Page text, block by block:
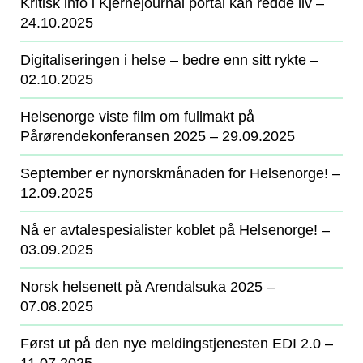
Kritisk info i Kjernejournal portal kan redde liv ‒
24.10.2025
Digitaliseringen i helse – bedre enn sitt rykte ‒
02.10.2025
Helsenorge viste film om fullmakt på
Pårørendekonferansen 2025 ‒ 29.09.2025
September er nynorskmånaden for Helsenorge! ‒
12.09.2025
Nå er avtalespesialister koblet på Helsenorge! ‒
03.09.2025
Norsk helsenett på Arendalsuka 2025 ‒
07.08.2025
Først ut på den nye meldingstjenesten EDI 2.0 ‒